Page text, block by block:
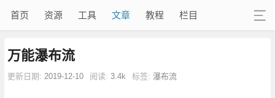
首页 资源 工具 文章 教程 栏目
万能瀑布流
更新日期: 2019-12-10 阅读: 3.4k 标签: 瀑布流